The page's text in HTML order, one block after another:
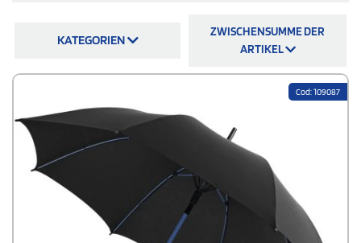
individuellen Stils. Lassen Sie sich von unserer Vielfalt an hochwertigen
Sturmschirmen inspirieren und trotzen Sie jedem Wetter mit Klasse!
Unser Team wird eng mit Ihnen zusammenarbeiten, um
maßgeschneiderte Drucke zu entwickeln, die genau Ihren
Anforderungen entsprechen. Wir setzen modernste Drucktechnologien
und hochwertige Materialien ein, um Ihnen Ergebnisse von höchster
Qualität zu garantieren. Wir legen Wert auf eine effiziente Abwicklung
und pünktliche Lieferung, damit Sie Ihre Bestellung pünktlich in den
Händen halten. Unser engagiertes Kundenservice-Team steht Ihnen
jederzeit zur Verfügung, um Ihre Fragen zu beantworten und Sie bei
jedem Schritt Ihres Druckprojekts zu unterstützen. Entdecken Sie die
Welt der maßgeschneiderten Druckaufträge mit Stampasi und lassen
Sie sich von unseren Vorteilen überzeugen. Kontaktieren Sie uns noch
heute, damit Ihr nächstes Druckprojekt schnell Wirklichkeit wird!
KATEGORIEN
ZWISCHENSUMME DER
ARTIKEL
Cod: 109087